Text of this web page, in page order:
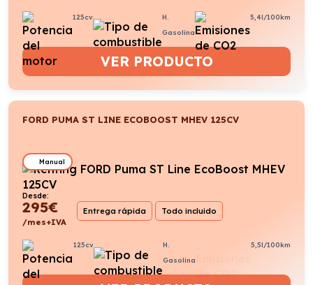
125cv
H.
Gasolina
5,4l/100km
VER PRODUCTO
FORD PUMA ST LINE ECOBOOST MHEV 125CV
Manual
Desde:
295€
/mes+IVA
Entrega rápida Todo incluido
125cv
H.
Gasolina
5,5l/100km